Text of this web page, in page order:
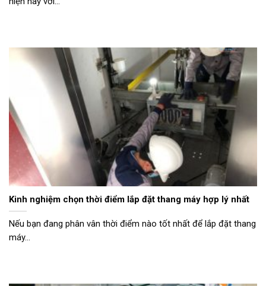
Kinh nghiệm chọn thời điểm lắp đặt thang máy hợp lý nhất
Nếu bạn đang phân vân thời điểm nào tốt nhất để lắp đặt thang
máy...